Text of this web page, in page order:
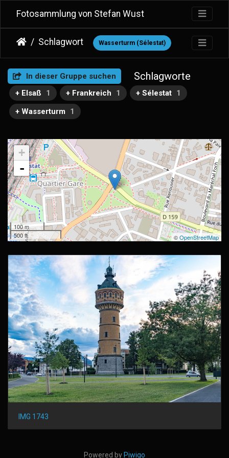
Fotosammlung von Stefan Wust
Schlagwort Wasserturm (Sélestat)
In dieser Gruppe suchen Schlagworte
+ Elsaß 1 + Frankreich 1 + Sélestat 1
+ Wasserturm
1
+
-
100 m
500 ft
©OpenStreetMap
IMG 1743
Powered by Piwigo